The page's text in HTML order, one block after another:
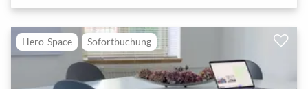
Hero-Space Sofortbuchung